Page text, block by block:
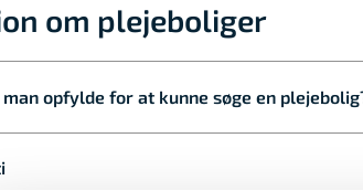
om plejeboliger
opfylde for at kunne søge en